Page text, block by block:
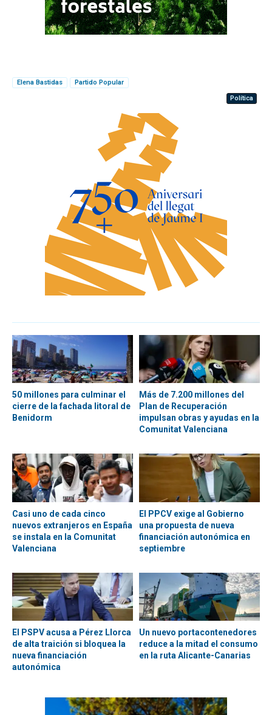
Elena Bastidas
Partido Popular
Política
50 millones para culminar el
cierre de la fachada litoral de
Benidorm
Más de 7.200 millones del
Plan de Recuperación
impulsan obras y ayudas en la
Comunitat Valenciana
Casi uno de cada cinco
nuevos extranjeros en España
se instala en la Comunitat
Valenciana
El PPCV exige al Gobierno
una propuesta de nueva
financiación autonómica en
septiembre
El PSPV acusa a Pérez Llorca
de alta traición si bloquea la
nueva financiación
autonómica
Un nuevo portacontenedores
reduce a la mitad el consumo
en la ruta Alicante-Canarias